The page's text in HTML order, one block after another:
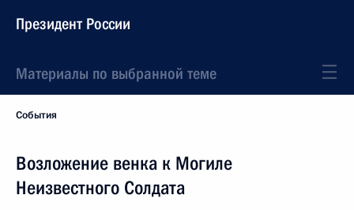
Президент России
Материалы по выбранной теме
События
Возложение венка к Могиле
Неизвестного Солдата